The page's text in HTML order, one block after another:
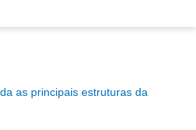
as principais estruturas da